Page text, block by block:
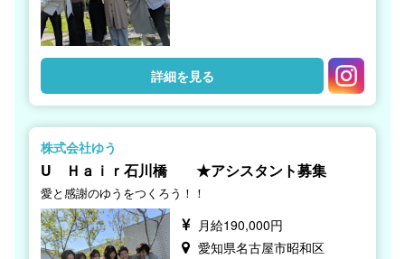
詳細を見る
株式会社ゆう
U Ｈａｉｒ石川橋 ★アシスタント募集
愛と感謝のゆうをつくろう！！
月給190,000円
愛知県名古屋市昭和区